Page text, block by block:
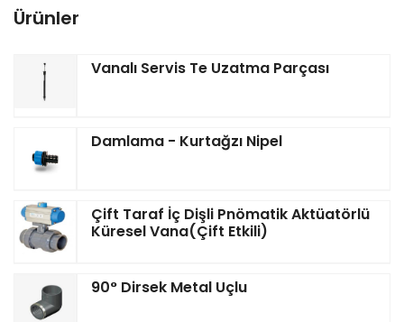
Ürünler
Vanalı Servis Te Uzatma Parçası
Damlama - Kurtağzı Nipel
Çift Taraf İç Dişli Pnömatik Aktüatörlü
Küresel Vana(Çift Etkili)
90° Dirsek Metal Uçlu